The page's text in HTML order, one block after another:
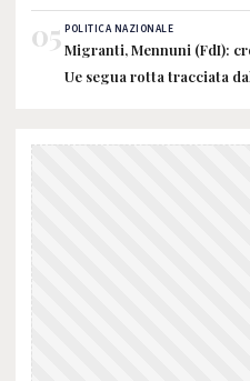
05 POLITICA NAZIONALE
Migranti, Mennuni (FdI):
Ue segua rotta tracciata